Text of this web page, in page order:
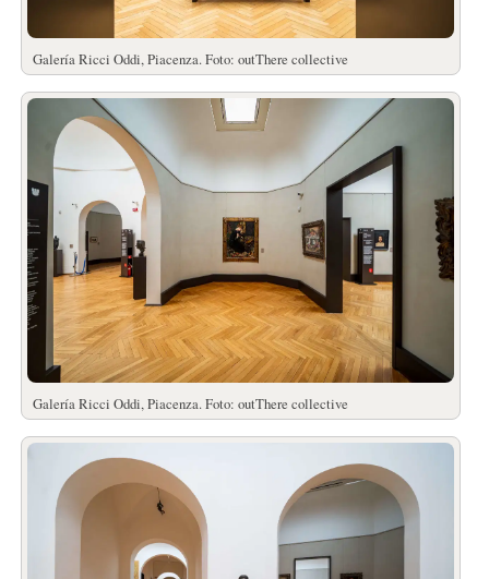
Galería Ricci Oddi, Piacenza. Foto: outThere collective
Galería Ricci Oddi, Piacenza. Foto: outThere collective